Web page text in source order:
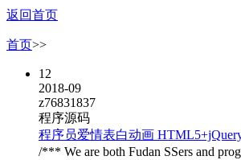
返回首页
首页>>
12
2018-09
z76831837
程序源码
程序员爱情表白动画
/*** We are both Fudan SSers and